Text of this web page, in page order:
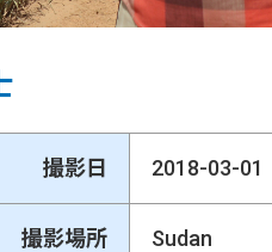
撮影日 2018-03-01
撮影場所 Sudan